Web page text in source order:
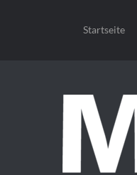
Startseite